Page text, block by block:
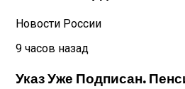
Новости России
9 часов назад
Указ Уже Подписан.